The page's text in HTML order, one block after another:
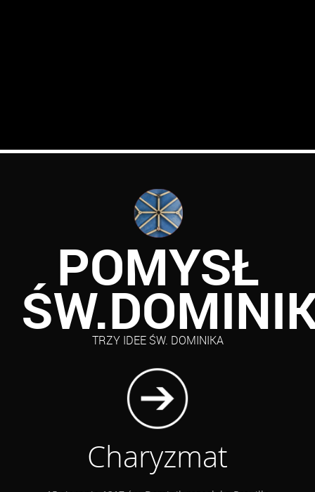
POMYSŁ
TRZY IDEE ŚW. DOMINIKA
Charyzmat